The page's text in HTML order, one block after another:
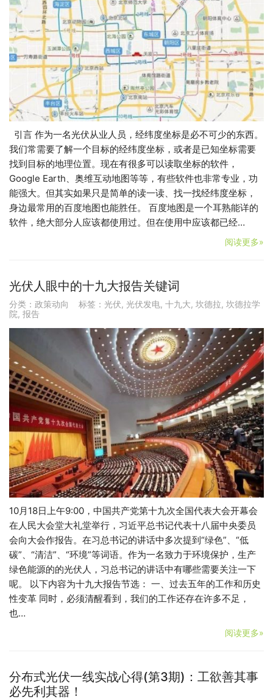
引言 作为一名光伏从业人员，经纬度坐标是必不可少的东西。
我们常需要了解一个目标的经纬度坐标，或者是已知坐标需要
找到目标的地理位置。现在有很多可以读取坐标的软件，
Google Earth、奥维互动地图等等，有些软件也非常专业，功
能强大。但其实如果只是简单的读一读、找一找经纬度坐标，
身边最常用的百度地图也能胜任。 百度地图是一个耳熟能详的
软件，绝大部分人应该都使用过。但在使用中应该都已经…
阅读更多»
光伏人眼中的十九大报告关键词
分类： 政策动向 标签： 光伏, 光伏发电, 十九大, 坎德拉, 坎德拉学
院, 报告
10月18日上午9:00，中国共产党第十九次全国代表大会开幕会
在人民大会堂大礼堂举行，习近平总书记代表十八届中央委员
会向大会作报告。在习总书记的讲话中多次提到“绿色”、“低
碳”、“清洁”、“环境”等词语。作为一名致力于环境保护，生产
绿色能源的的光伏人，习总书记的讲话中有哪些需要关注一下
呢。 以下内容为十九大报告节选： 一、过去五年的工作和历史
性变革 同时，必须清醒看到，我们的工作还存在许多不足，
也…
阅读更多»
分布式光伏一线实战心得(第3期)：工欲善其事
必先利其器！